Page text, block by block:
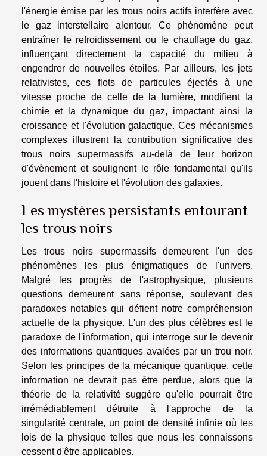
l'énergie émise par les trous noirs actifs interfère avec
le gaz interstellaire alentour. Ce phénomène peut
entraîner le refroidissement ou le chauffage du gaz,
influençant directement la capacité du milieu à
engendrer de nouvelles étoiles. Par ailleurs, les jets
relativistes, ces flots de particules éjectés à une
vitesse proche de celle de la lumière, modifient la
chimie et la dynamique du gaz, impactant ainsi la
croissance et l'évolution galactique. Ces mécanismes
complexes illustrent la contribution significative des
trous noirs supermassifs au-delà de leur horizon
d'évènement et soulignent le rôle fondamental qu'ils
jouent dans l'histoire et l'évolution des galaxies.
Les mystères persistants entourant
les trous noirs
Les trous noirs supermassifs demeurent l'un des
phénomènes les plus énigmatiques de l'univers.
Malgré les progrès de l'astrophysique, plusieurs
questions demeurent sans réponse, soulevant des
paradoxes notables qui défient notre compréhension
actuelle de la physique. L'un des plus célèbres est le
paradoxe de l'information, qui interroge sur le devenir
des informations quantiques avalées par un trou noir.
Selon les principes de la mécanique quantique, cette
information ne devrait pas être perdue, alors que la
théorie de la relativité suggère qu'elle pourrait être
irrémédiablement détruite à l'approche de la
singularité centrale, un point de densité infinie où les
lois de la physique telles que nous les connaissons
cessent d'être applicables.